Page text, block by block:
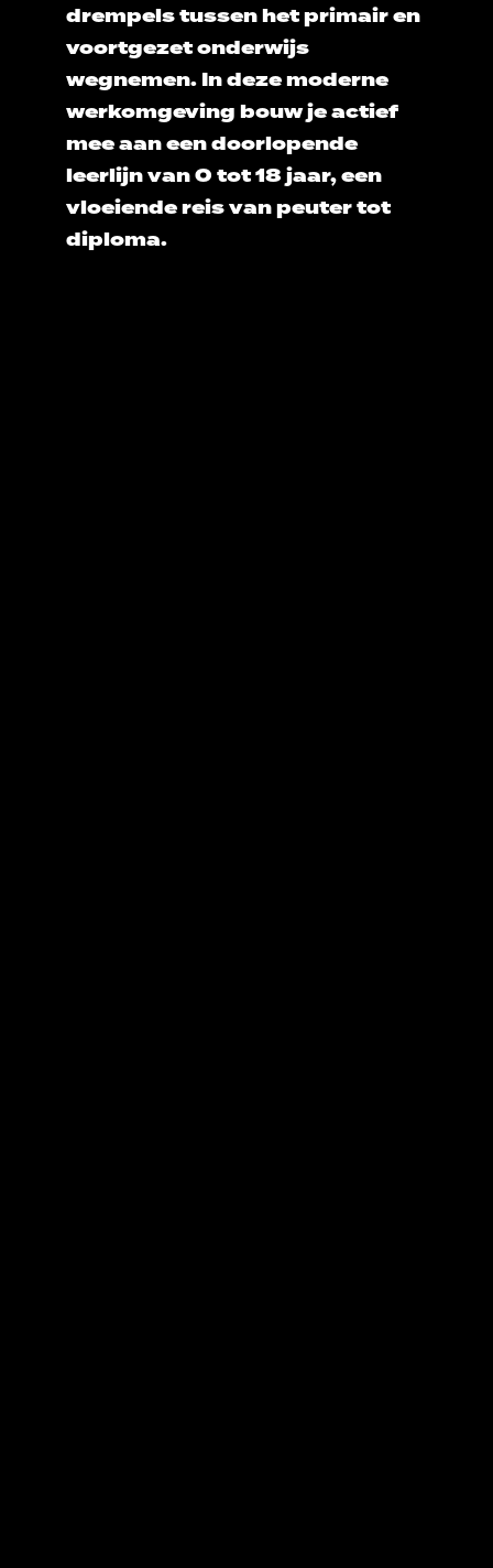
drempels tussen het primair en
voortgezet onderwijs
wegnemen. In deze moderne
werkomgeving bouw je actief
mee aan een doorlopende
leerlijn van 0 tot 18 jaar, een
vloeiende reis van peuter tot
diploma.